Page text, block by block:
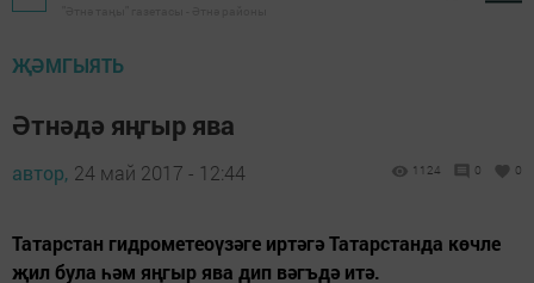
ҖӘМГЫЯТЬ
Әтнәдә яңгыр ява
автор, 24 май 2017 - 12:44 1124 0 0
Татарстан гидрометеоүзәге иртәгә Татарстанда көчле
җил була һәм яңгыр ява дип вәгъдә итә.